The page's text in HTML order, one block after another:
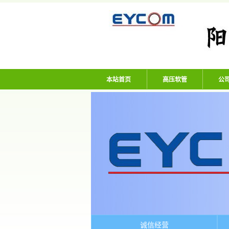
阳谷亿通塑胶有
本站首页 高压软管 公
诚信经营